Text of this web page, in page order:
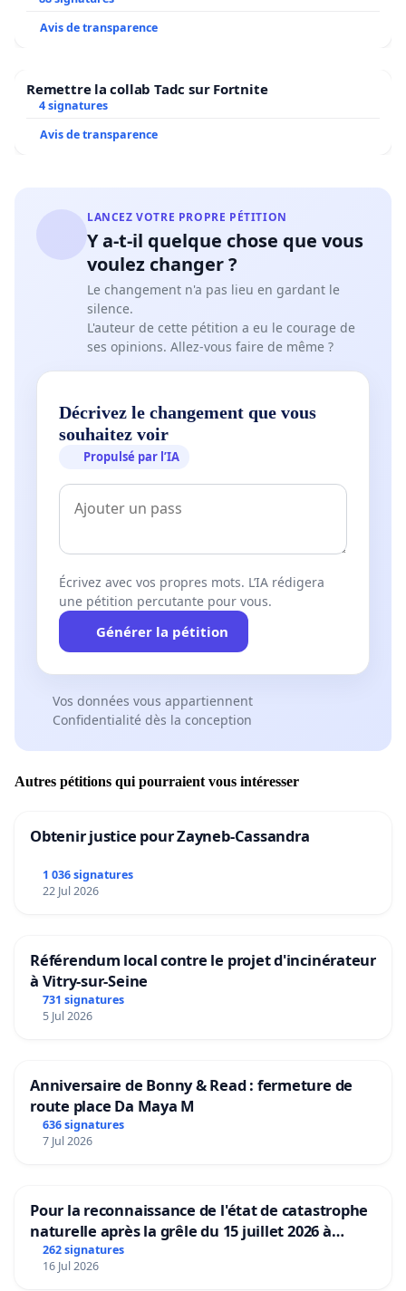
Avis de transparence
Remettre la collab Tadc sur Fortnite
4 signatures
Avis de transparence
LANCEZ VOTRE PROPRE PÉTITION
Y a-t-il quelque chose que vous
voulez changer ?
Le changement n'a pas lieu en gardant le
silence.
L'auteur de cette pétition a eu le courage de
ses opinions. Allez-vous faire de même ?
Décrivez le changement que vous
souhaitez voir
Propulsé par l’IA
Écrivez avec vos propres mots. L’IA rédigera
une pétition percutante pour vous.
Générer la pétition
Vos données vous appartiennent
Confidentialité dès la conception
Autres pétitions qui pourraient vous intéresser
Obtenir justice pour Zayneb-Cassandra
1 036 signatures
22 Jul 2026
Référendum local contre le projet d'incinérateur
à Vitry-sur-Seine
731 signatures
5 Jul 2026
Anniversaire de Bonny & Read : fermeture de
route place Da Maya M
636 signatures
7 Jul 2026
Pour la reconnaissance de l'état de catastrophe
naturelle après la grêle du 15 juillet 2026 à
Aubenas et ses alentours
262 signatures
16 Jul 2026